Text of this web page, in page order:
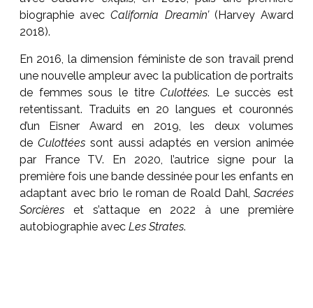
biographie avecCalifornia Dreamin’(Harvey Award
2018).
En 2016, la dimension féministe de son travail prend
une nouvelle ampleur avec la publication de portraits
de femmes sous le titreCulottées. Le succès est
retentissant. Traduits en 20 langues et couronnés
d’un Eisner Award en 2019, les deux volumes
de Culottéessont aussi adaptés en version animée
par France TV. En 2020, l’autrice signe pour la
première fois une bande dessinée pour les enfants en
adaptant avec brio le roman de Roald Dahl,Sacrées
Sorcièreset s’attaque en 2022 à une première
autobiographie avec Les Strates.